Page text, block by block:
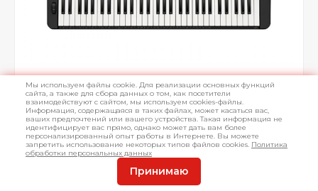
Мы используем файлы cookie. Для реализации основных функций
сайта, а также для сбора данных о том, как посетители
взаимодействуют с сайтом, мы используем cookies-файлы.
Информация, содержащаяся в таких файлах, может касаться вас,
ваших предпочтений или вашего устройства. Такая информация не
идентифицирует вас прямо, однако может дать вам более
персонализированный опыт работы в Интернете. Вы можете
запретить использование некоторых типов файлов cookies. Политика
обработки персональных данных
Принимаю